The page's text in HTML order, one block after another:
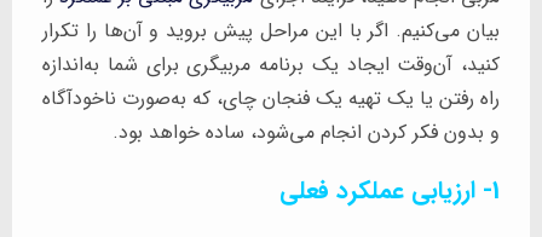
بیان می‌کنیم. اگر با این مراحل پیش بروید و آن‌ها را تکرار
کنید، آن‌وقت ایجاد یک برنامه مربیگری برای شما به‌اندازه
راه رفتن یا یک تهیه یک فنجان چای، که به‌صورت ناخودآگاه
و بدون فکر کردن انجام می‌شود، ساده خواهد بود.
1- ارزیابی عملکرد فعلی